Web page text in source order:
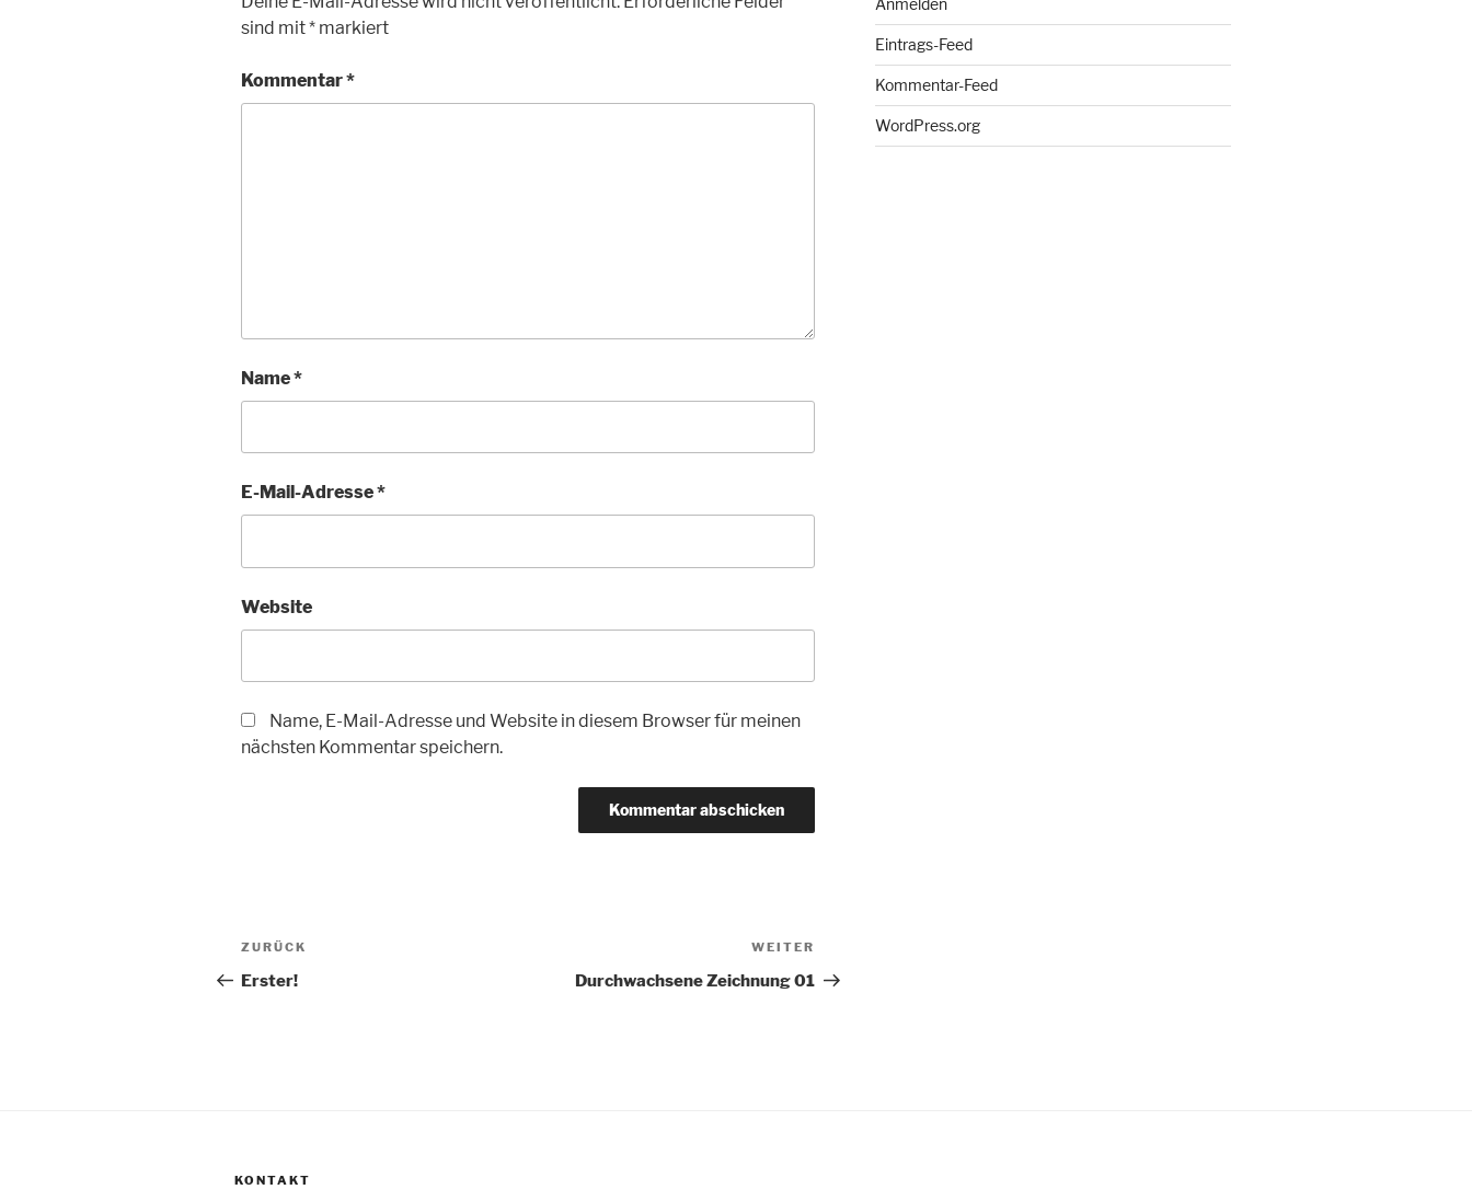
sind mit* markiert
Kommentar*
Name*
E-Mail-Adresse*
Website
Name, E-Mail-Adresse und Website in diesem Browser für meinen
nächsten Kommentar speichern.
Beitragsnavigation
Vorheriger
Beitrag
ZURÜCK
Erster!
Beitrag
WEITER
Durchwachsene Zeichnung 01
Anmelden
Eintrags-Feed
Kommentar-Feed
WordPress.org
KONTAKT